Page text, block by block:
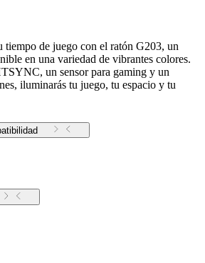
tiempo de juego con el ratón G203, un
en una variedad de vibrantes colores.
un sensor para gaming y un
iluminarás tu juego, tu espacio y tu